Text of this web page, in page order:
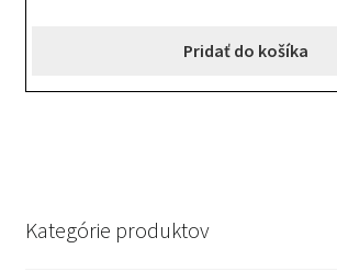
Pridať do košíka
Kategórie produktov